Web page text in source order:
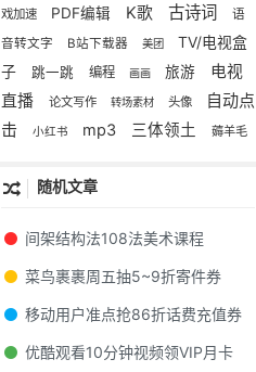
戏加速
PDF编辑 K歌 古诗词
语
音转文字
B站下载器 美团
TV/电视盒
子
跳一跳 编程 画画 旅游
电视
直播
论文写作 转场素材 头像
自动点
击
小红书 mp3 三体领土 薅羊毛
随机文章
间架结构法108法美术课程
菜鸟裹裹周五抽5~9折寄件券
移动用户准点抢86折话费充值券
优酷观看10分钟视频领VIP月卡